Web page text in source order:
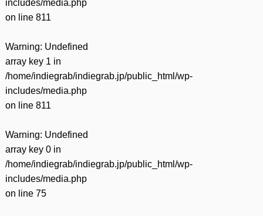
includes/media.php
on line 811
Warning: Undefined
array key 1 in
/home/indiegrab/indiegrab.jp/public_html/wp-
includes/media.php
on line 811
Warning: Undefined
array key 0 in
/home/indiegrab/indiegrab.jp/public_html/wp-
includes/media.php
on line 75